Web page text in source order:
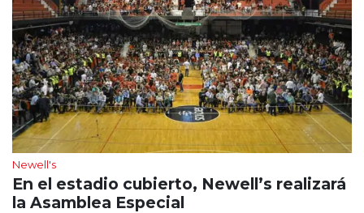
Newell's
En el estadio cubierto, Newell’s realizará
la Asamblea Especial